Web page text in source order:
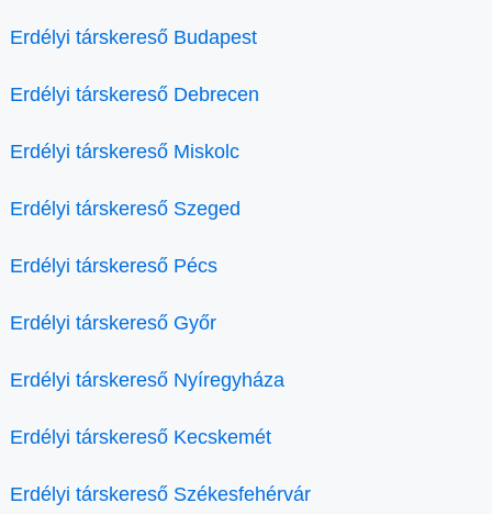
Erdélyi társkereső Budapest
Erdélyi társkereső Debrecen
Erdélyi társkereső Miskolc
Erdélyi társkereső Szeged
Erdélyi társkereső Pécs
Erdélyi társkereső Győr
Erdélyi társkereső Nyíregyháza
Erdélyi társkereső Kecskemét
Erdélyi társkereső Székesfehérvár